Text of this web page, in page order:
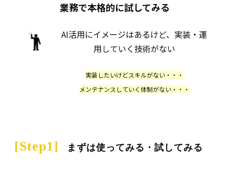
業務で本格的に試してみる
AI活用にイメージはあるけど、実装・運
用していく技術がない
実装したいけどスキルがない・・・
メンテナンスしていく体制がない・・・
[Step1] まずは使ってみる・試してみる